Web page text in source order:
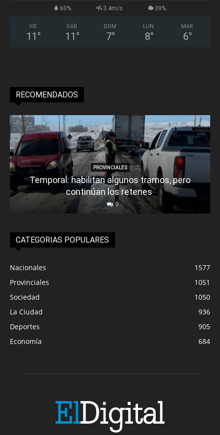
60% 3.4m/s 39%
VIE
11 °
SÁB
11 °
DOM
7°
LUN
8°
MAR
6°
RECOMENDADOS
PROVINCIALES
Temporal: habilitan algunos tramos, pero
continúan los retenes
0
CATEGORIAS POPULARES
Nacionales
1577
Provinciales
1051
Sociedad
1050
La Ciudad
936
Deportes
905
Economía
684